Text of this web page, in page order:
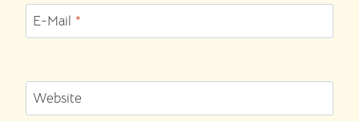
E-Mail *
Website